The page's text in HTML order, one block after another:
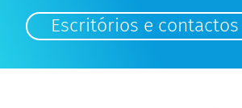
Escritórios e